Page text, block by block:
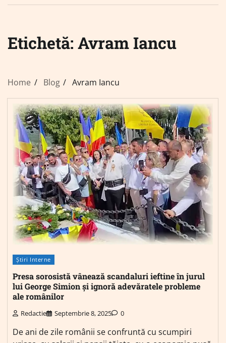
Etichetă: Avram Iancu
Home Blog Avram Iancu
Știri Interne
Presa sorosistă vânează scandaluri ieftine în jurul
lui George Simion și ignoră adevăratele probleme
ale românilor
Redactie Septembrie 8, 2025 0
De ani de zile românii se confruntă cu scumpiri